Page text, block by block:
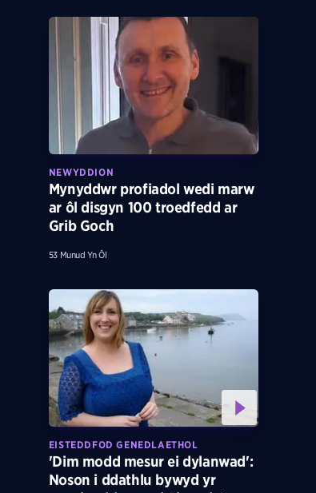
NEWYDDION
Mynyddwr profiadol wedi marw
ar ôl disgyn 100 troedfedd ar
Grib Goch
53 Munud Yn Ôl
EISTEDDFOD GENEDLAETHOL
'Dim modd mesur ei dylanwad':
Noson i ddathlu bywyd yr